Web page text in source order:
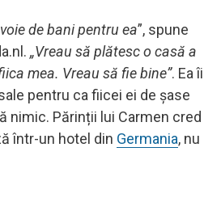
de bani pentru ea”, spune
„Vreau să plătesc o casă a
mea. Vreau să fie bine”. Ea îi
pentru ca fiicei ei de șase
nimic. Părinții lui Carmen cred
într-un hotel din Germania, nu